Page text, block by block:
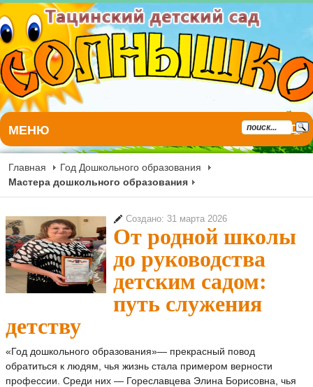
МЕНЮ
Главная
Год Дошкольного образования
Мастера дошкольного образования
Создано: 31 марта 2026
От родной школы
до руководства
детским садом:
путь служения
детству
«Год дошкольного образования»— прекрасный повод
обратиться к людям, чья жизнь стала примером верности
профессии. Среди них — Гореславцева Элина Борисовна, чья